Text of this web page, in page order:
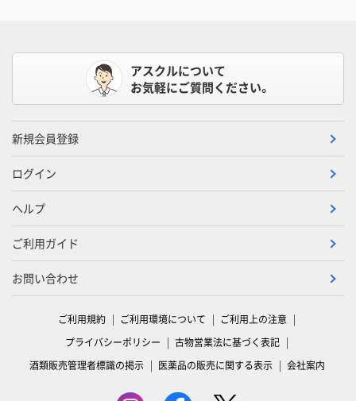
アスクルについて
お気軽にご質問ください。
新規会員登録
ログイン
ヘルプ
ご利用ガイド
お問い合わせ
ご利用規約 ご利用環境について
ご利用上の注意
プライバシーポリシー
古物営業法に基づく表記
酒類販売管理者標識の掲示
医薬品の販売に関する表示 会社案内